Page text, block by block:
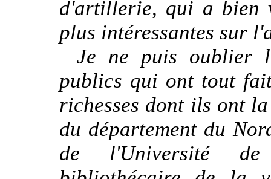
d'artillerie, qui a bien
plus intéressantes sur
Je ne puis oublier
publics qui ont tout
richesses dont ils ont
du département du
de l'Université